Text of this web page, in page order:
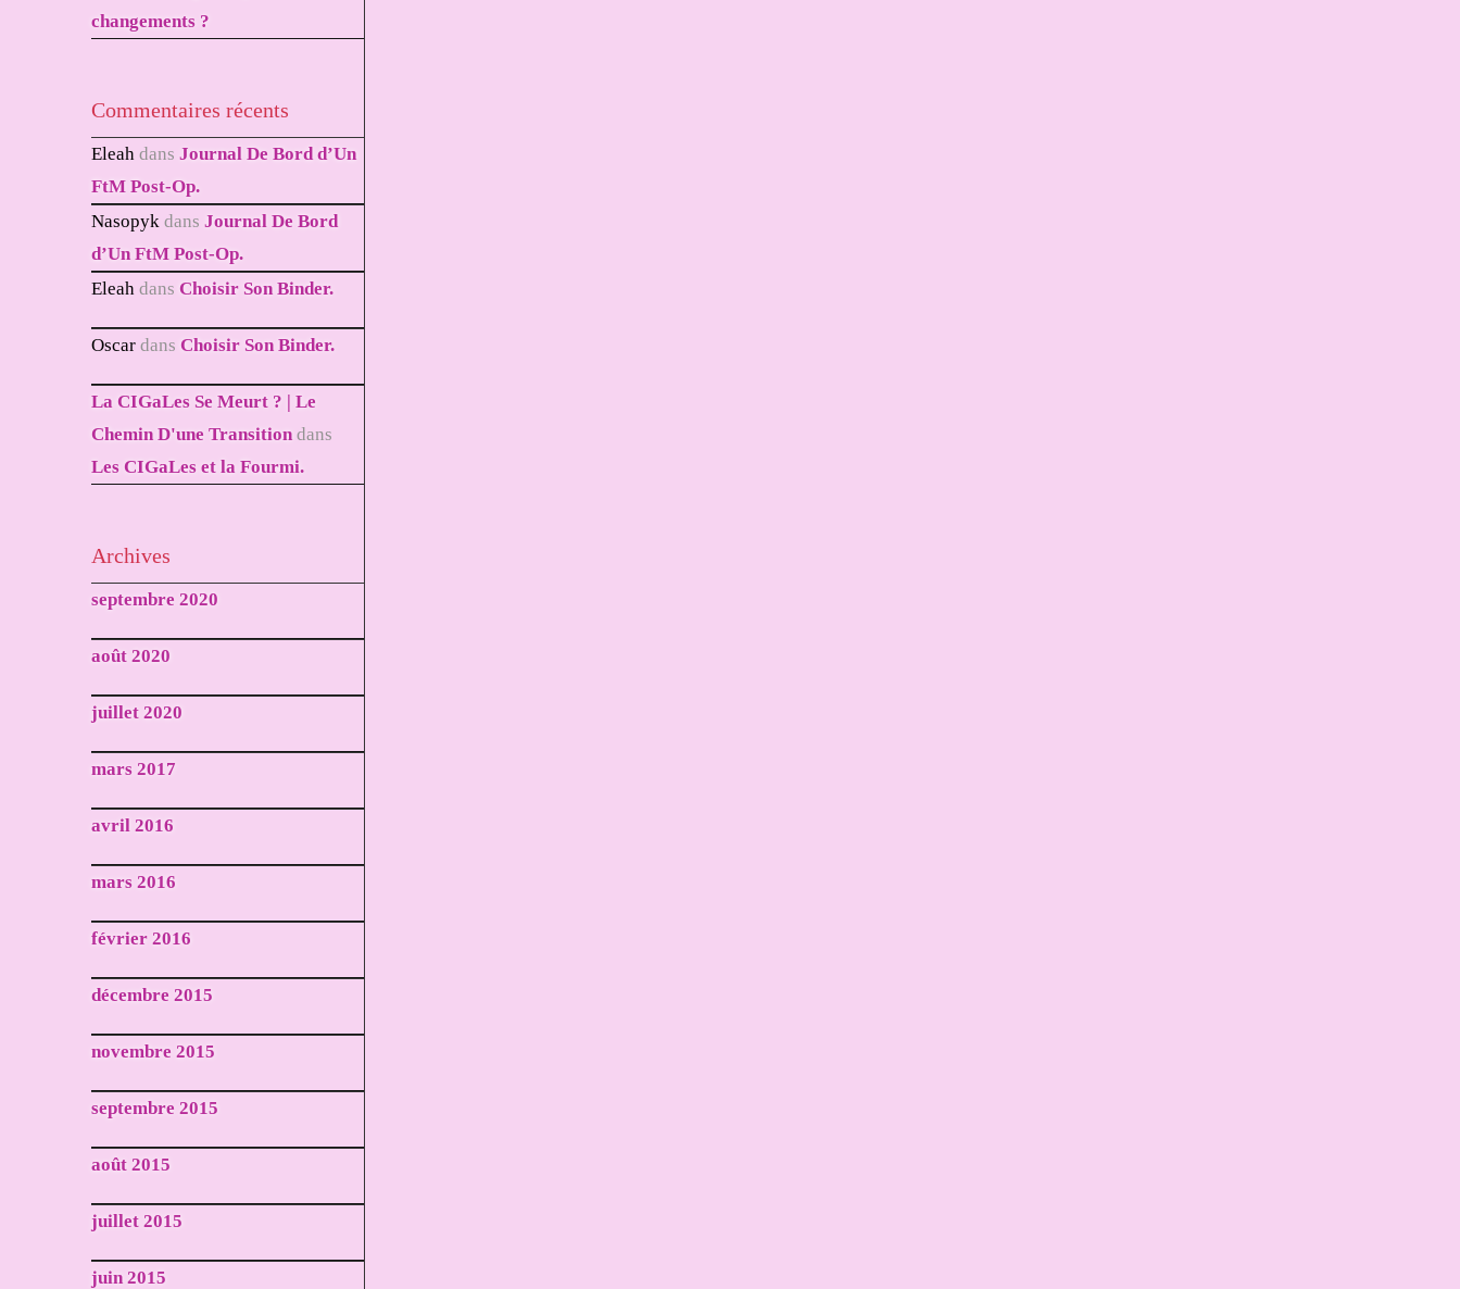
changements ?
Commentaires récents
Eleah dans Journal De Bord d’Un
FtM Post-Op.
Nasopyk dans Journal De Bord
d’Un FtM Post-Op.
Eleah dans Choisir Son Binder.
Oscardans Choisir Son Binder.
La CIGaLes Se Meurt ? | Le
Chemin D'une Transitiondans
Les CIGaLes et la Fourmi.
Archives
septembre 2020
août 2020
juillet 2020
mars 2017
avril 2016
mars 2016
février 2016
décembre 2015
novembre 2015
septembre 2015
août 2015
juillet 2015
juin 2015